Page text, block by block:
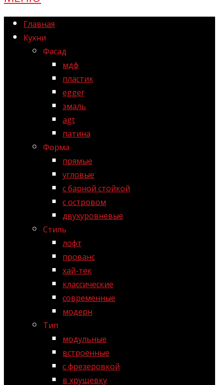
Главная
Кухни
Фасад
мдф
пластик
egger
эмаль
agt
патина
Форма
прямые
угловые
с барной стойкой
с островом
двухуровневые
Стиль
лофт
прованс
хай-тек
классические
современные
модерн
Тип
модульные
встроенные
с фрезеровкой
в хрущевку